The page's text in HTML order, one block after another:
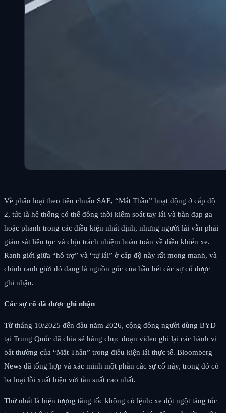
Về phân loại theo tiêu chuẩn SAE, “Mắt Thần” hoạt động ở cấp độ
2, tức là hệ thống có thể đồng thời kiểm soát tay lái và bàn đạp ga
hoặc phanh trong các điều kiện nhất định, nhưng người lái vẫn phải
giám sát liên tục và chịu trách nhiệm hoàn toàn về điều khiển xe.
Ranh giới giữa “hỗ trợ” và “tự lái” ở cấp độ này rất mong manh, và
chính ranh giới đó đang là nguồn gốc của hầu hết các sự cố được
ghi nhận.
Các sự cố đã được ghi nhận
Từ tháng 10/2025 đến đầu năm 2026, cộng đồng người dùng BYD
tại Trung Quốc đã chia sẻ hàng chục đoạn video ghi lại các hành vi
bất thường của “Mắt Thần” trong điều kiện lái thực tế. Bloomberg
News đã tổng hợp và xác minh một phần các sự cố này, trong đó có
ba loại lỗi xuất hiện với tần suất cao nhất.
Thứ nhất là hiện tượng tăng tốc không có lệnh: xe đột ngột tăng tốc